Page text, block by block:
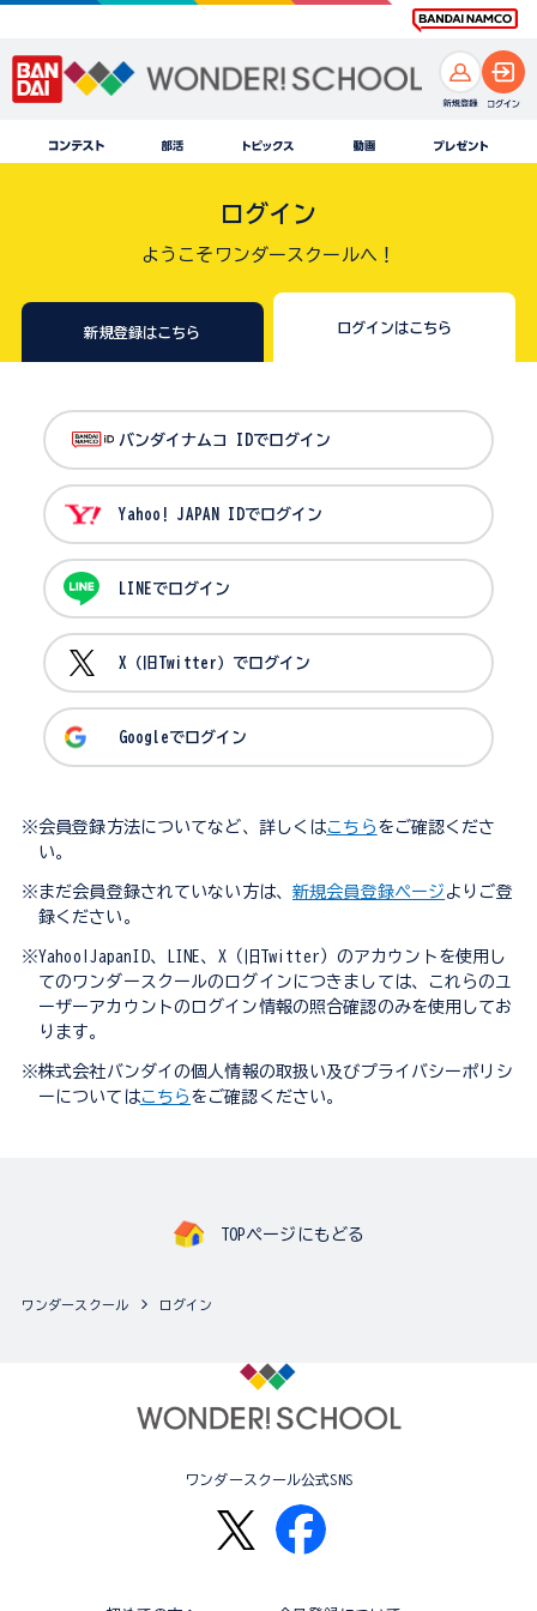
ログイン
ようこそワンダースクールへ！
新規登録はこちら ログインはこちら
バンダイナムコ IDでログイン
Yahoo! JAPAN IDでログイン
LINEでログイン
X（旧Twitter）でログイン
Googleでログイン
※会員登録方法についてなど、詳しくはこちら をご確認くださ
い。
※まだ会員登録されていない方は、 新規会員登録ページ よりご登
録ください。
※Yahoo!JapanID、LINE、X（旧Twitter）のアカウントを使用し
てのワンダースクールのログインにつきましては、これらのユ
ーザーアカウントのログイン情報の照合確認のみを使用してお
ります。
※株式会社バンダイの個人情報の取扱い及びプライバシーポリシ
ーについてはこちら をご確認ください。
TOPページにもどる
ワンダースクール ログイン
ワンダースクール公式SNS